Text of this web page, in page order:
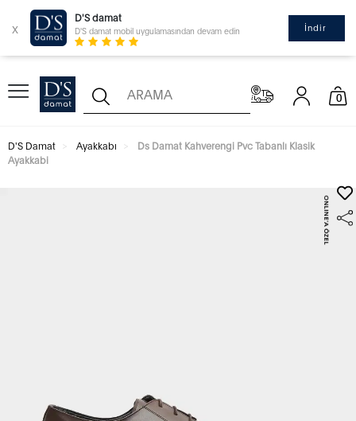
x
D'S damat
D'S damat mobil uygulamasından devam edin İndir
0
D'S Damat Ayakkabı
Ds Damat Kahverengi Pvc Tabanlı Klasik
Ayakkabi